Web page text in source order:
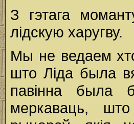
З гэтага
лідскую харугву.
Мы не ведаем
што Ліда была
павінна была
меркаваць,